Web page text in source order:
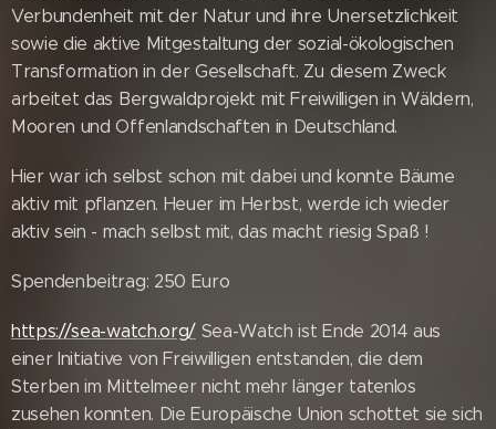
Verbundenheit mit der Natur und ihre Unersetzlichkeit
sowie die aktive Mitgestaltung der sozial-ökologischen
Transformation in der Gesellschaft. Zu diesem Zweck
arbeitet das Bergwaldprojekt mit Freiwilligen in Wäldern,
Mooren und Offenlandschaften in Deutschland.
Hier war ich selbst schon mit dabei und konnte Bäume
aktiv mit pflanzen. Heuer im Herbst, werde ich wieder
aktiv sein - mach selbst mit, das macht riesig Spaß !
Spendenbeitrag: 250 Euro
https://sea-watch.org/Sea-Watch ist Ende 2014 aus
einer Initiative von Freiwilligen entstanden, die dem
Sterben im Mittelmeer nicht mehr länger tatenlos
zusehen konnten. Die Europäische Union schottet sie sich